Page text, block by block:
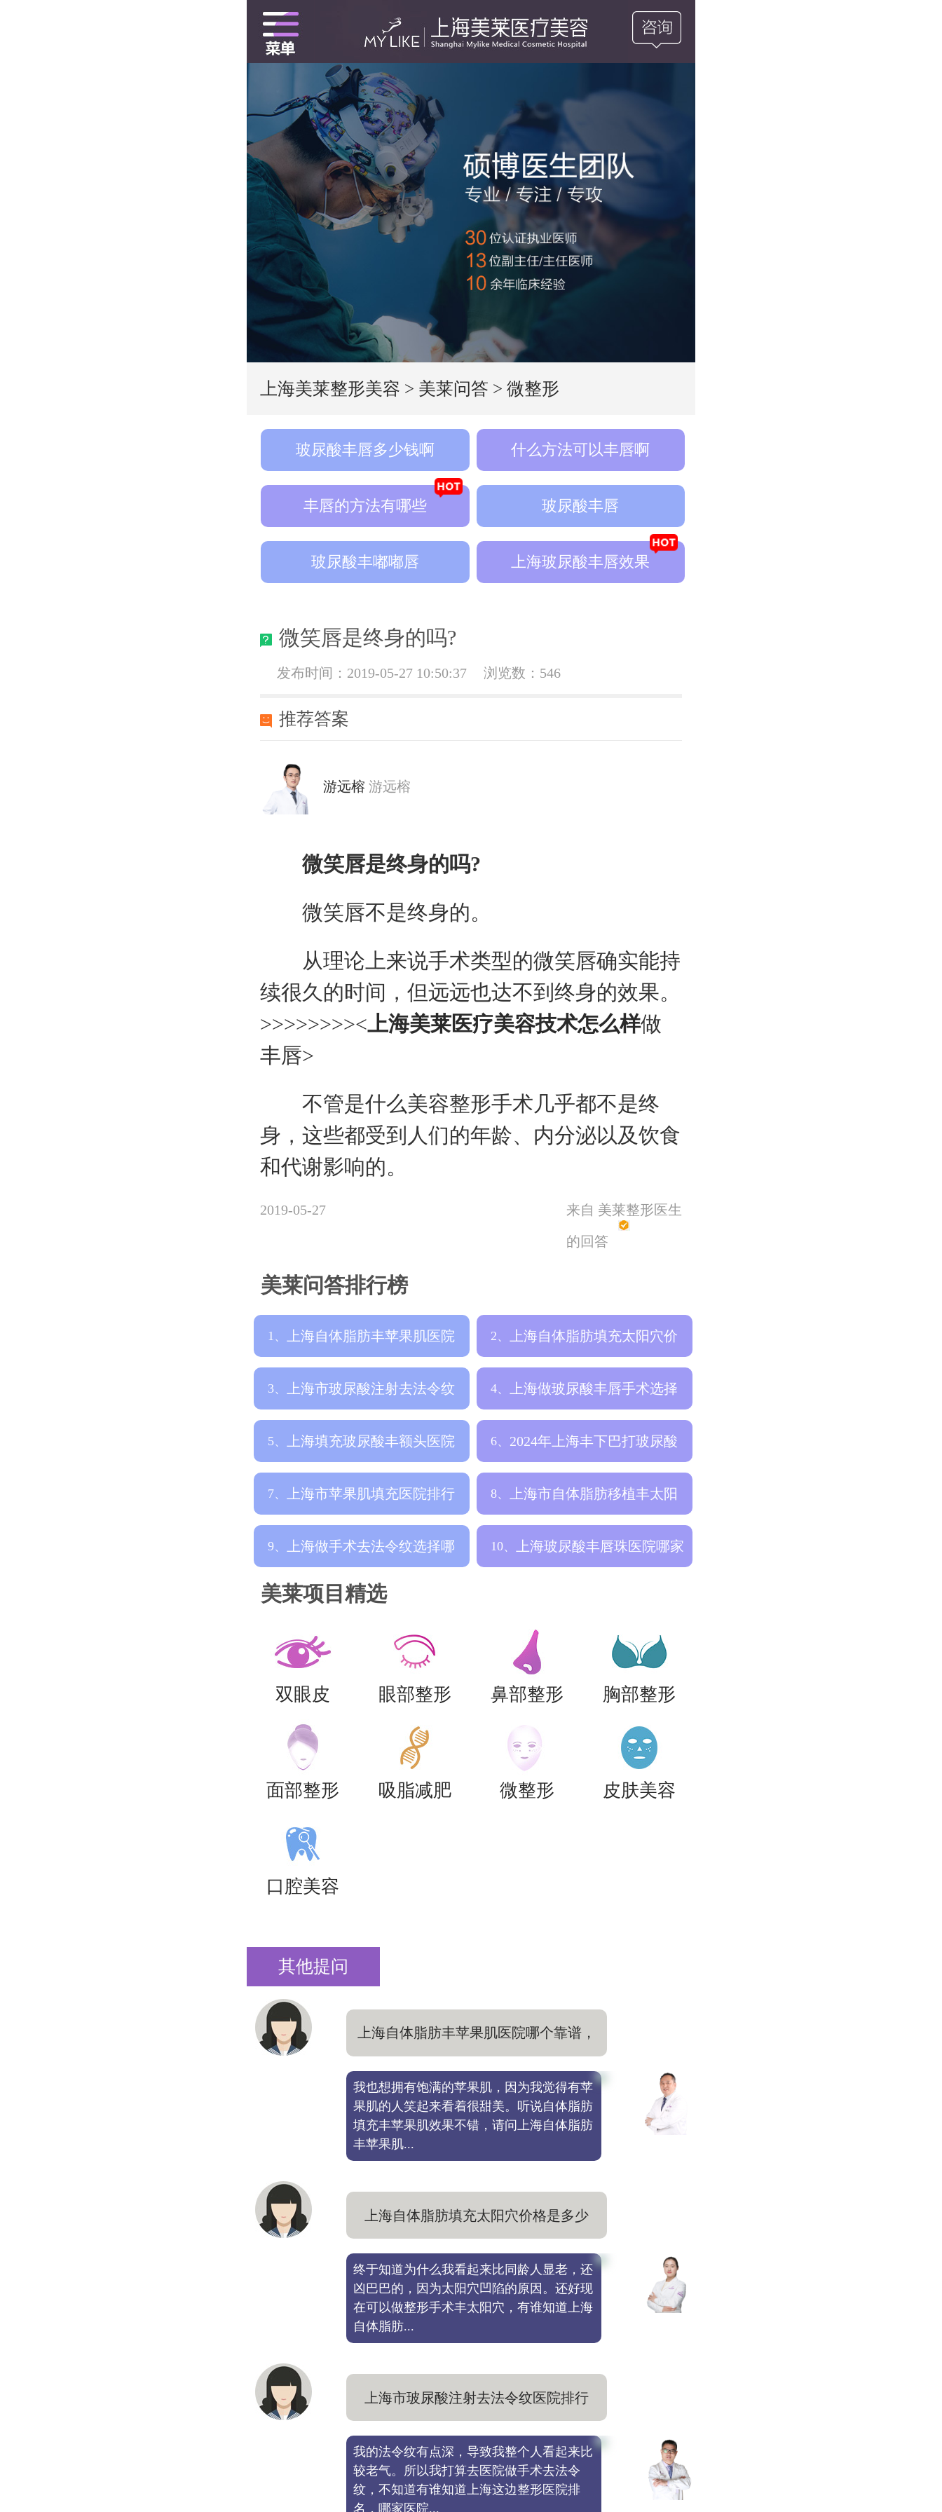
上海美莱整形美容 > 美莱问答 >微整形
玻尿酸丰唇多少钱啊 什么方法可以丰唇啊
丰唇的方法有哪些 玻尿酸丰唇
玻尿酸丰嘟嘟唇 上海玻尿酸丰唇效果
微笑唇是终身的吗?
发布时间：2019-05-27 10:50:37 浏览数：546
推荐答案
游远榕游远榕
微笑唇是终身的吗?
微笑唇不是终身的。
从理论上来说手术类型的微笑唇确实能持
续很久的时间，但远远也达不到终身的效果。
>>>>>>>><上海美莱医疗美容技术怎么样做
丰唇>
不管是什么美容整形手术几乎都不是终
身，这些都受到人们的年龄、内分泌以及饮食
和代谢影响的。
2019-05-27 来自 美莱整形医生
的回答
美莱问答排行榜
1、 上海自体脂肪丰苹果肌医院
哪个靠谱，填
2、 上海自体脂肪填充太阳穴价
格是多少钱，
3、 上海市玻尿酸注射去法令纹
医院排行榜，
4、 上海做玻尿酸丰唇手术选择
哪家医院比较
5、 上海填充玻尿酸丰额头医院
哪里比较好，
6、 2024年上海丰下巴打玻尿酸
整形医院
7、 上海市苹果肌填充医院排行
榜更新，正规
8、 上海市自体脂肪移植丰太阳
穴整形医院哪
9、 上海做手术去法令纹选择哪
家医院比较好
10、 上海玻尿酸丰唇珠医院哪家
美莱项目精选
双眼皮 眼部整形 鼻部整形 胸部整形
面部整形 吸脂减肥 微整形 皮肤美容
口腔美容
其他提问
上海自体脂肪丰苹果肌医院哪个靠谱，
填充效果自然
我也想拥有饱满的苹果肌，因为我觉得有苹
果肌的人笑起来看着很甜美。听说自体脂肪
填充丰苹果肌效果不错，请问上海自体脂肪
丰苹果肌...
上海自体脂肪填充太阳穴价格是多少
钱，选择哪家医院好
终于知道为什么我看起来比同龄人显老，还
凶巴巴的，因为太阳穴凹陷的原因。还好现
在可以做整形手术丰太阳穴，有谁知道上海
自体脂肪...
上海市玻尿酸注射去法令纹医院排行
榜，哪家医院更正规
我的法令纹有点深，导致我整个人看起来比
较老气。所以我打算去医院做手术去法令
纹，不知道有谁知道上海这边整形医院排
名，哪家医院...